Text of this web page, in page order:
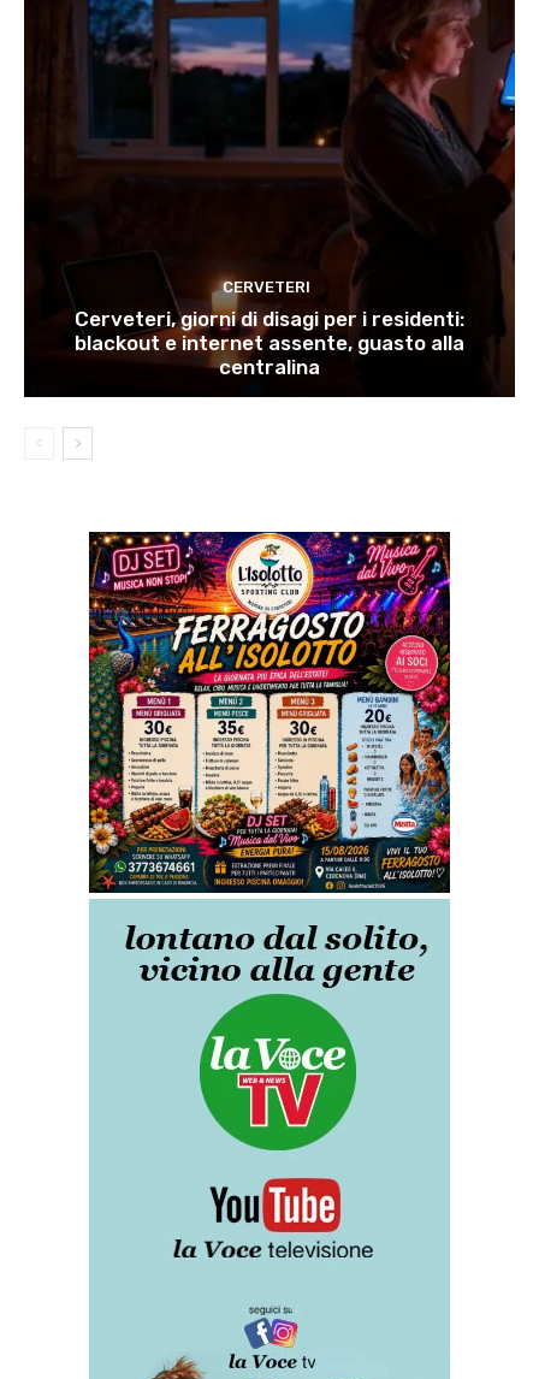
CERVETERI
Cerveteri, giorni di disagi per i residenti:
blackout e internet assente, guasto alla
centralina